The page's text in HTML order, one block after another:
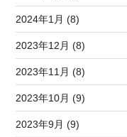
2024年1月 (8)
2023年12月 (8)
2023年11月 (8)
2023年10月 (9)
2023年9月 (9)